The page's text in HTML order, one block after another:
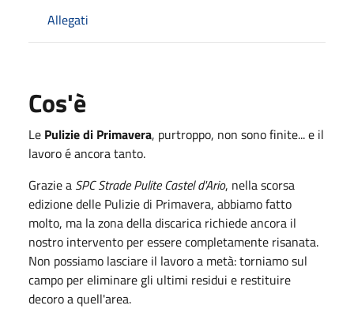
Allegati
Cos'è
Le Pulizie di Primavera, purtroppo, non sono finite... e il
lavoro é ancora tanto.
Grazie a SPC Strade Pulite Castel d'Ario, nella scorsa
edizione delle Pulizie di Primavera, abbiamo fatto
molto, ma la zona della discarica richiede ancora il
nostro intervento per essere completamente risanata.
Non possiamo lasciare il lavoro a metà: torniamo sul
campo per eliminare gli ultimi residui e restituire
decoro a quell'area.